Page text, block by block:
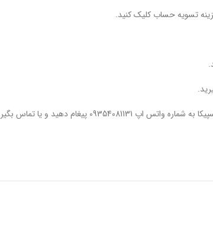
تسویه حساب کلیک کنید.
پیغام دهید و یا تماس بگیرید.